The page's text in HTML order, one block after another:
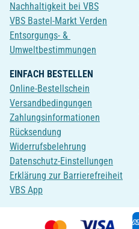
Nachhaltigkeit bei VBS
VBS Bastel-Markt Verden
Entsorgungs- &
Umweltbestimmungen
EINFACH BESTELLEN
Online-Bestellschein
Versandbedingungen
Zahlungsinformationen
Rücksendung
Widerrufsbelehrung
Datenschutz-Einstellungen
Erklärung zur Barrierefreiheit
VBS App